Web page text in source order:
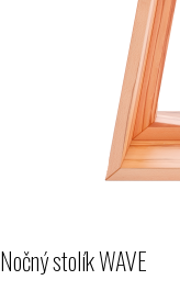
Nočný stolík WAVE